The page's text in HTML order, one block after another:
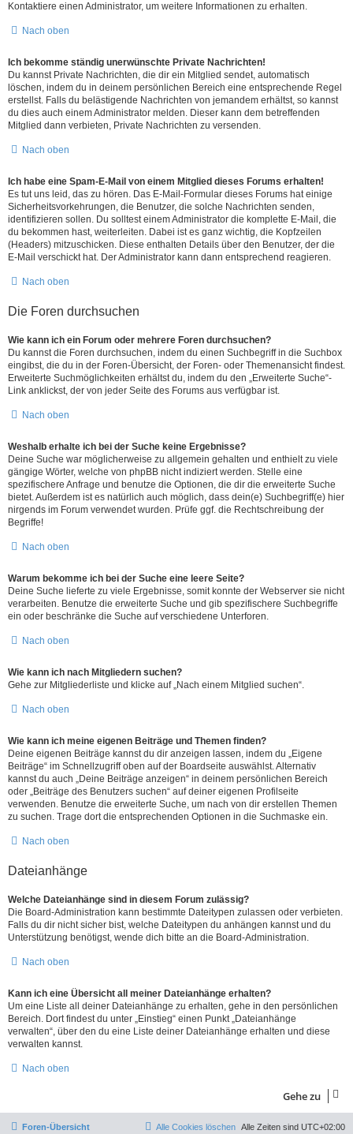
Kontaktiere einen Administrator, um weitere Informationen zu erhalten.
Nach oben
Ich bekomme ständig unerwünschte Private Nachrichten!
Du kannst Private Nachrichten, die dir ein Mitglied sendet, automatisch
löschen, indem du in deinem persönlichen Bereich eine entsprechende Regel
erstellst. Falls du belästigende Nachrichten von jemandem erhältst, so kannst
du dies auch einem Administrator melden. Dieser kann dem betreffenden
Mitglied dann verbieten, Private Nachrichten zu versenden.
Nach oben
Ich habe eine Spam-E-Mail von einem Mitglied dieses Forums erhalten!
Es tut uns leid, das zu hören. Das E-Mail-Formular dieses Forums hat einige
Sicherheitsvorkehrungen, die Benutzer, die solche Nachrichten senden,
identifizieren sollen. Du solltest einem Administrator die komplette E-Mail, die
du bekommen hast, weiterleiten. Dabei ist es ganz wichtig, die Kopfzeilen
(Headers) mitzuschicken. Diese enthalten Details über den Benutzer, der die
E-Mail verschickt hat. Der Administrator kann dann entsprechend reagieren.
Nach oben
Die Foren durchsuchen
Wie kann ich ein Forum oder mehrere Foren durchsuchen?
Du kannst die Foren durchsuchen, indem du einen Suchbegriff in die Suchbox
eingibst, die du in der Foren-Übersicht, der Foren- oder Themenansicht findest.
Erweiterte Suchmöglichkeiten erhältst du, indem du den „Erweiterte Suche“-
Link anklickst, der von jeder Seite des Forums aus verfügbar ist.
Nach oben
Weshalb erhalte ich bei der Suche keine Ergebnisse?
Deine Suche war möglicherweise zu allgemein gehalten und enthielt zu viele
gängige Wörter, welche von phpBB nicht indiziert werden. Stelle eine
spezifischere Anfrage und benutze die Optionen, die dir die erweiterte Suche
bietet. Außerdem ist es natürlich auch möglich, dass dein(e) Suchbegriff(e) hier
nirgends im Forum verwendet wurden. Prüfe ggf. die Rechtschreibung der
Begriffe!
Nach oben
Warum bekomme ich bei der Suche eine leere Seite?
Deine Suche lieferte zu viele Ergebnisse, somit konnte der Webserver sie nicht
verarbeiten. Benutze die erweiterte Suche und gib spezifischere Suchbegriffe
ein oder beschränke die Suche auf verschiedene Unterforen.
Nach oben
Wie kann ich nach Mitgliedern suchen?
Gehe zur Mitgliederliste und klicke auf „Nach einem Mitglied suchen“.
Nach oben
Wie kann ich meine eigenen Beiträge und Themen finden?
Deine eigenen Beiträge kannst du dir anzeigen lassen, indem du „Eigene
Beiträge“ im Schnellzugriff oben auf der Boardseite auswählst. Alternativ
kannst du auch „Deine Beiträge anzeigen“ in deinem persönlichen Bereich
oder „Beiträge des Benutzers suchen“ auf deiner eigenen Profilseite
verwenden. Benutze die erweiterte Suche, um nach von dir erstellen Themen
zu suchen. Trage dort die entsprechenden Optionen in die Suchmaske ein.
Nach oben
Dateianhänge
Welche Dateianhänge sind in diesem Forum zulässig?
Die Board-Administration kann bestimmte Dateitypen zulassen oder verbieten.
Falls du dir nicht sicher bist, welche Dateitypen du anhängen kannst und du
Unterstützung benötigst, wende dich bitte an die Board-Administration.
Nach oben
Kann ich eine Übersicht all meiner Dateianhänge erhalten?
Um eine Liste all deiner Dateianhänge zu erhalten, gehe in den persönlichen
Bereich. Dort findest du unter „Einstieg“ einen Punkt „Dateianhänge
verwalten“, über den du eine Liste deiner Dateianhänge erhalten und diese
verwalten kannst.
Nach oben
Gehe zu
Foren-Übersicht Alle Zeiten sind UTC+02:00
Alle Cookies löschen